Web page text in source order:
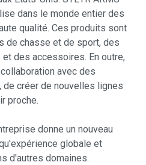
dans le monde entier des
qualité. Ces produits sont
de chasse et de sport, des
des accessoires. En outre,
avec des
créer de nouvelles lignes
proche.
donne un nouveau
globale et
d'autres domaines.